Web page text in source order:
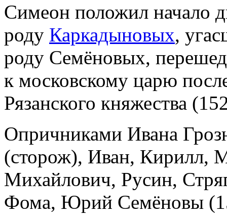
Симеон положил начало
роду Каркадыновых,
роду Семёновых,
к московскому царю
Рязанского княжества
Опричниками Ивана
(сторож), Иван, Кирилл,
Михайлович, Русин,
Фома, Юрий Семёновы